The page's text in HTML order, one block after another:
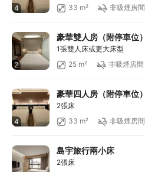
4
33 m²
非吸煙房間
2
豪華雙人房（附停車位）
1張雙人床或更大床型
25 m²
非吸煙房間
4
豪華四人房（附停車位）
2張床
33 m²
非吸煙房間
島宇旅行兩小床
2張床